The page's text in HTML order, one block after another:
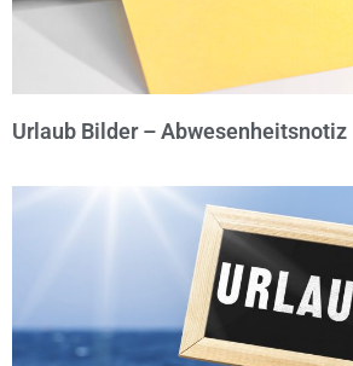
Urlaub Bilder – Abwesenheitsnotiz